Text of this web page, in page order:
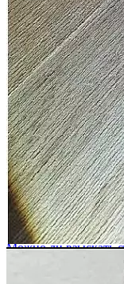
Ответы на
дольщиков
Как понять, имеются
Некоторые
их выявления не
оборудования
неровности стен и
Можно ли
недостатков без
В связи с тем, что
недостатков
инструментальные
недостатков на
Можно ли взыскать
недостатков, если в
присутствует